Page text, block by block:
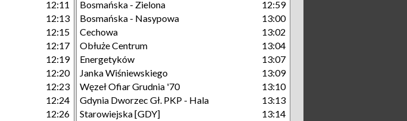
12:11
12:13
12:15
12:17
12:19
12:20
12:23
12:24
12:26
Bosmańska - Zielona
12:59
Bosmańska - Nasypowa
13:00
Cechowa
13:02
Obłuże Centrum
13:04
Energetyków
13:07
Janka Wiśniewskiego
13:09
Węzeł Ofiar Grudnia '70
13:10
Gdynia Dworzec Gł. PKP - Hala
13:13
Starowiejska [GDY]
13:14